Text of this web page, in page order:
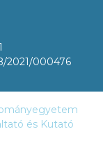
2021/000476
és Kutató